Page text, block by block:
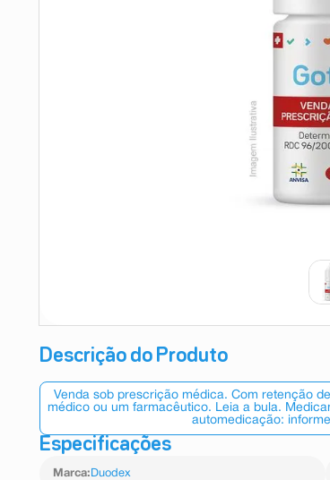
Descrição do Produto
Venda sob prescrição médica. Com retenção
médico ou um farmacêutico. Leia a bula.
automedicação:
Especificações
Marca: Duodex
esmalte